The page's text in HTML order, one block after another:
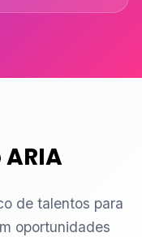
de talentos para
oportunidades